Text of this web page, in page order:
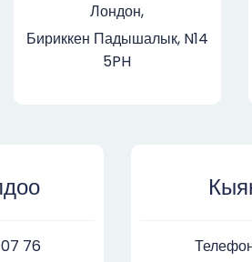
Лондон,
Бириккен Падышалык, N14
5PH
76